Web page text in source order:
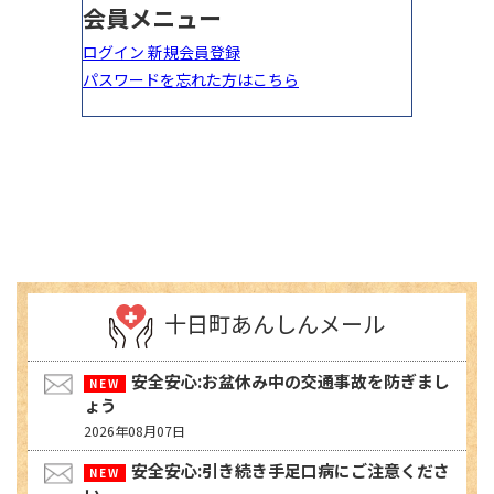
十日町あんしんメール
安全安心:お盆休み中の交通事故を防ぎまし
ょう
2026年08月07日
安全安心:引き続き手足口病にご注意くださ